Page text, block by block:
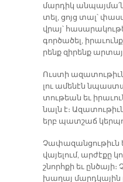
մար­դիկ
տել, ցոյց տալ՝
վրայ՝
գոր­ծա­ծել,
րենք զի­րենք
Ուս­տի
լու ա­մե­նէն
տու­թեան եւ
նալն է։
երբ պատ­շաճ
Չա­փա­զան­ցու­թիւն
վա­յե­լում, ար­ժէ­քը
շնորհ­քի եւ
խա­ղայ մարդ­կա­յին